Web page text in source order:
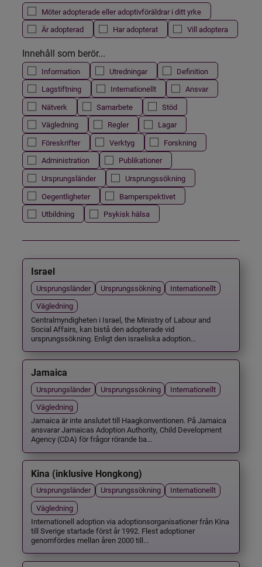
Möter adopterade eller adoptivföräldrar i ditt yrke
Är adopterad
Har adopterat Vill adoptera
Innehåll som berör...
Information Utredningar
Definition
Lagstiftning
Internationellt
Ansvar
Nätverk
Samarbete
Stöd
Vägledning
Regler
Lagar
Föreskrifter
Verktyg
Forskning
Administration
Publikationer
Ursprungsländer
Ursprungssökning
Oegentligheter
Barnperspektivet
Utbildning
Psykisk hälsa
Israel
Ursprungsländer Ursprungssökning
Internationellt
Vägledning
Centralmyndigheten i Israel, the Ministry of Labour and
Social Affairs, kan bistå den adopterade vid
ursprungssökning. Enligt den israeliska adoption...
Jamaica
Ursprungsländer Ursprungssökning
Internationellt
Vägledning
Jamaica är inte anslutet till Haagkonventionen. På Jamaica
ansvarar Jamaicas Adoption Authority, Child Development
Agency (CDA) för frågor rörande ba...
Kina (inklusive Hongkong)
Ursprungsländer Ursprungssökning
Internationellt
Vägledning
Internationell adoption via adoptionsorganisationer från Kina
till Sverige startade först år 1992. Flest adoptioner
genomfördes mellan åren 2000 till...